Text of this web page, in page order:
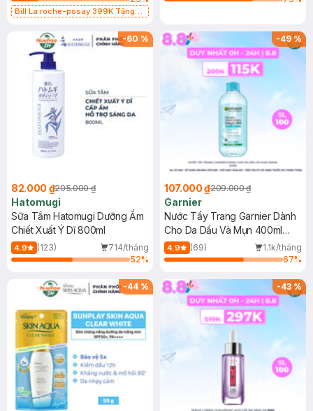
Bill La roche-posay 399K Tặng
(SL có hạn)
-60 %
82.000 ₫205.000 ₫
Hatomugi
Sữa Tắm Hatomugi Dưỡng Ẩm
Chiết Xuất Ý Dĩ 800ml
4.9 (123)
714/tháng
52%
-49%
107.000 ₫209.000 ₫
Garnier
Nước Tẩy Trang Garnier Dành
Cho Da Dầu Và Mụn 400ml
(Mới)
4.9 (69)
1.1k/tháng
67%
-44 % -43%